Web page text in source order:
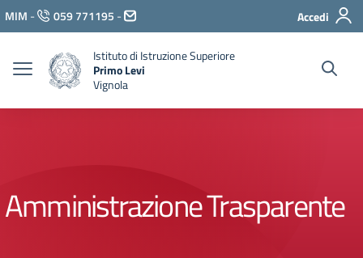
Vai ai contenuti
Vai al menu di navigazione
Vai al footer
MIM - 059 771195 - Accedi
Istituto di Istruzione Superiore
Primo Levi
Vignola
Amministrazione Trasparente